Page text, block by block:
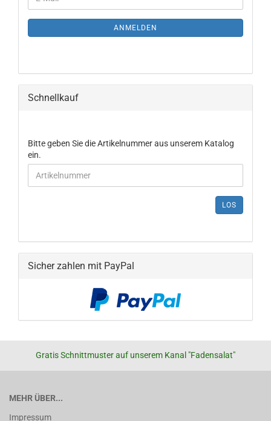
ANMELDEN
Schnellkauf
Bitte geben Sie die Artikelnummer aus unserem Katalog
ein.
LOS
Sicher zahlen mit PayPal
Gratis Schnittmuster auf unserem Kanal "Fadensalat"
MEHR ÜBER...
Impressum